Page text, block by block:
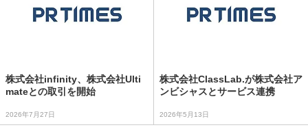
株式会社infinity、株式会社Ulti
mateとの取引を開始
2026年7月27日
株式会社ClassLab.が株式会社ア
ンビシャスとサービス連携
2026年5月13日